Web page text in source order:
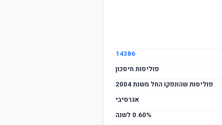
14386
פוליסות חיסכון
פוליסות שהונפקו החל משנת 2004
אגרסיבי
0.60% לשנה